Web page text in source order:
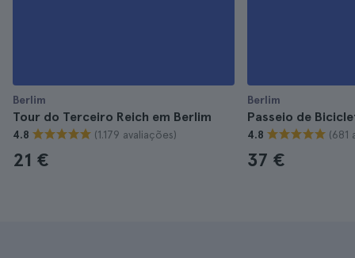
Berlim
Tour do Terceiro Reich em Berlim
4.8 (1.179 avaliações)
21 €
Berlim
Passeio de
4.8 (681
37 €